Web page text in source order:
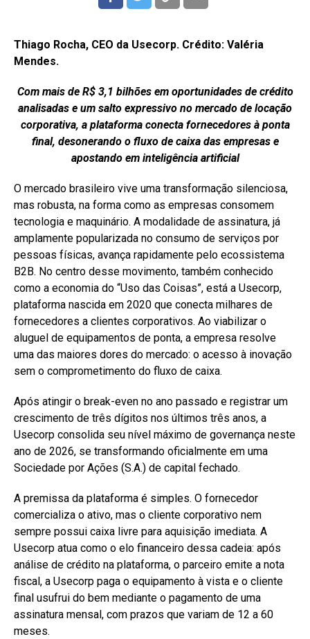
Thiago Rocha, CEO da Usecorp. Crédito: Valéria
Mendes.
Com mais de R$ 3,1 bilhões em oportunidades de crédito
analisadas e um salto expressivo no mercado de locação
corporativa, a plataforma conecta fornecedores à ponta
final, desonerando o fluxo de caixa das empresas e
apostando em inteligência artificial
O mercado brasileiro vive uma transformação silenciosa,
mas robusta, na forma como as empresas consomem
tecnologia e maquinário. A modalidade de assinatura, já
amplamente popularizada no consumo de serviços por
pessoas físicas, avança rapidamente pelo ecossistema
B2B. No centro desse movimento, também conhecido
como a economia do “Uso das Coisas”, está a Usecorp,
plataforma nascida em 2020 que conecta milhares de
fornecedores a clientes corporativos. Ao viabilizar o
aluguel de equipamentos de ponta, a empresa resolve
uma das maiores dores do mercado: o acesso à inovação
sem o comprometimento do fluxo de caixa.
Após atingir o break-even no ano passado e registrar um
crescimento de três dígitos nos últimos três anos, a
Usecorp consolida seu nível máximo de governança neste
ano de 2026, se transformando oficialmente em uma
Sociedade por Ações (S.A.) de capital fechado.
A premissa da plataforma é simples. O fornecedor
comercializa o ativo, mas o cliente corporativo nem
sempre possui caixa livre para aquisição imediata. A
Usecorp atua como o elo financeiro dessa cadeia: após
análise de crédito na plataforma, o parceiro emite a nota
fiscal, a Usecorp paga o equipamento à vista e o cliente
final usufrui do bem mediante o pagamento de uma
assinatura mensal, com prazos que variam de 12 a 60
meses.